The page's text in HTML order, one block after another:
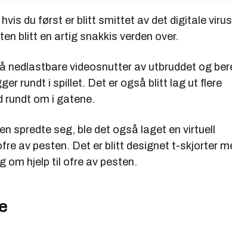
du først er blitt smittet av det digitale
blitt en artig snakkis verden over.
nedlastbare videosnutter av utbruddet og
rundt i spillet. Det er også blitt lag ut flere
rundt om i gatene.
spredte seg, ble det også laget en virtuell
av pesten. Det er blitt designet t-skjorter
om hjelp til ofre av pesten.